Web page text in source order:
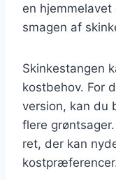
en
smagen af
Skinkestangen
kostbehov. For
version, kan du
flere
ret, der kan